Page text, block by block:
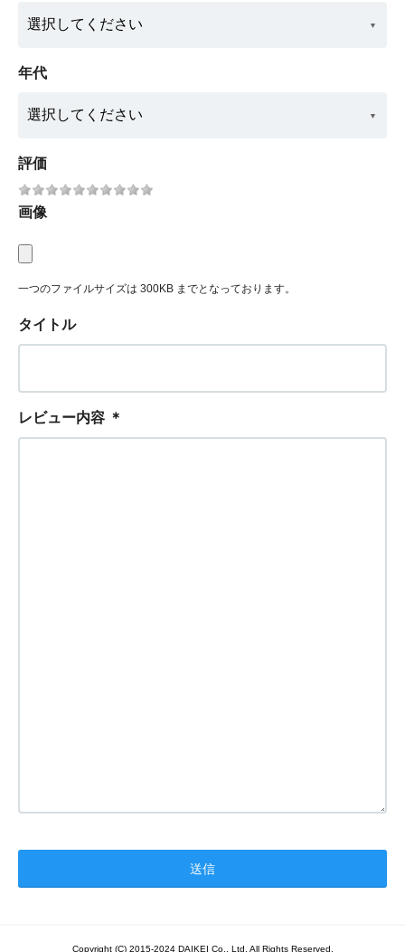
年代
評価
画像
一つのファイルサイズは 300KB までとなっております。
タイトル
レビュー内容 ＊
Copyright (C) 2015-2024 DAIKEI Co., Ltd. All Rights Reserved.